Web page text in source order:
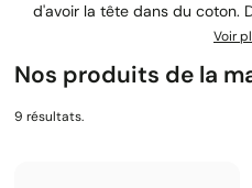
d'avoir la tête dans du coton.
accompagne les Français
différentes formules
Découvrez comment choisir
Voir
Nos produits de la
9 résultats.